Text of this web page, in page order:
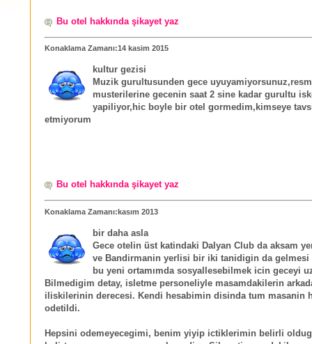
Bu otel hakkında şikayet yaz
Konaklama Zamanı:14 kasim 2015
kultur gezisi
Muzik gurultusunden gece
musterilerine gecenin saat 2 sine kadar gurultu
yapiliyor,hic boyle bir otel gormedim,kimseye
etmiyorum
Bu otel hakkında şikayet yaz
Konaklama Zamanı:kasım 2013
bir daha asla
Gece otelin üst katindaki Dalyan Club da aksam
ve Bandirmanin yerlisi bir iki tanidigin da gelmesi
bu yeni ortamımda sosyallesebilmek icin geceyi
Bilmedigim detay, isletme personeliyle masamdakilerin
iliskilerinin derecesi. Kendi hesabimin disinda tum masanin
odetildi.
Hepsini odemeyecegimi, benim yiyip ictiklerimin belirli